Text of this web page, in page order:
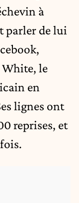
à
parler de lui
le
en
lignes ont
reprises, et